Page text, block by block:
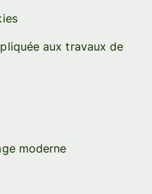
aux travaux de
moderne